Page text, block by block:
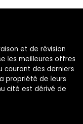
et de révision
les meilleures offres
courant des derniers
propriété de leurs
cité est dérivé de